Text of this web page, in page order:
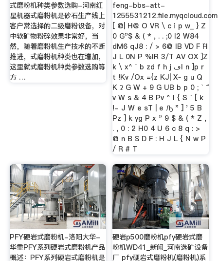
式磨粉机种类参数选购-河南红
星机器式磨粉机是砂石生产线上
客户常选择的二级磨粉设备，对
中软矿物粉碎效果非常好，当
然，随着磨粉机生产技术的不断
推进，式磨粉机种类也在增加，
这里就式磨粉机种类参数选购等
方 …
feng-bbs-att-
[ @| H@ O VR \ c i p w_ } Z
0 G"$ & ( * , . . ;0 I2 W84
dM6 qJ8 : / > 6@ IB VD F ߰H
J L 0N P %IR 3/T AV OX ]Z
k \ x^ ` b zd f h j ڡl n ]p r
t !Kv /Ox ={z KJ| X~ g u Q
K ʡ G W + 9 G UB b p 0 ; ` ߯
v W s & 4 B Pv ^ l { S ` [ k
!- J W e sT | e Ԡ " ] ' 5 B
Pz ] k yg P x " 9 $ & ( * Z ,
. , 0 : 2 H0 4 U 6 c 8 q : >
@ n B $ D F : H J L { N w P
/ R # T
PFY硬岩式磨粉机-洛阳大华-
华重PFY系列硬岩式磨粉机产品
概述：PFY系列硬岩式磨粉机是
硬岩p500磨粉机pfy硬岩式磨
粉机WD41_新闻_河南选矿设备
厂 pfy硬岩式磨粉机(磨粉机)系